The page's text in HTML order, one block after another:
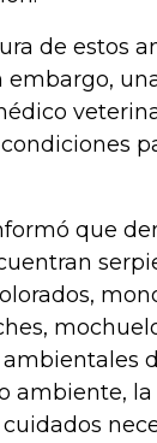
de estos
que
ambiente,